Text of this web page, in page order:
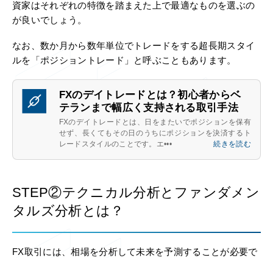
資家はそれぞれの特徴を踏まえた上で最適なものを選ぶの
が良いでしょう。
なお、数か月から数年単位でトレードをする超長期スタイ
ルを「ポジショントレード」と呼ぶこともあります。
FXのデイトレードとは？初心者からベ
テランまで幅広く支持される取引手法
FXのデイトレードとは、日をまたいでポジションを保有
せず、長くてもその日のうちにポジションを決済するト
レードスタイルのことです。エ•••
続きを読む
STEP②テクニカル分析とファンダメン
タルズ分析とは？
FX取引には、相場を分析して未来を予測することが必要で